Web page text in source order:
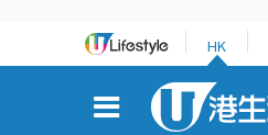
HK